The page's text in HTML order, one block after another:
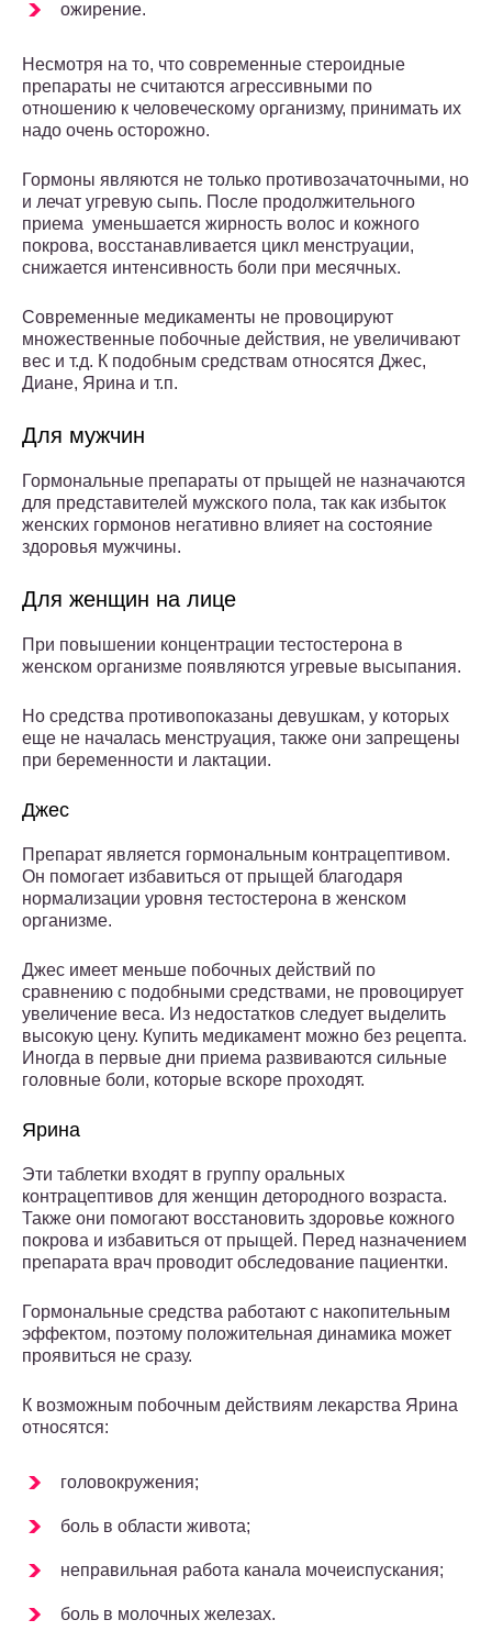
ожирение.
Несмотря на то, что современные стероидные
препараты не считаются агрессивными по
отношению к человеческому организму, принимать их
надо очень осторожно.
Гормоны являются не только противозачаточными, но
и лечат угревую сыпь. После продолжительного
приема уменьшается жирность волос и кожного
покрова, восстанавливается цикл менструации,
снижается интенсивность боли при месячных.
Современные медикаменты не провоцируют
множественные побочные действия, не увеличивают
вес и т.д. К подобным средствам относятся Джес,
Диане, Ярина и т.п.
Для мужчин
Гормональные препараты от прыщей не назначаются
для представителей мужского пола, так как избыток
женских гормонов негативно влияет на состояние
здоровья мужчины.
Для женщин на лице
При повышении концентрации тестостерона в
женском организме появляются угревые высыпания.
Но средства противопоказаны девушкам, у которых
еще не началась менструация, также они запрещены
при беременности и лактации.
Джес
Препарат является гормональным контрацептивом.
Он помогает избавиться от прыщей благодаря
нормализации уровня тестостерона в женском
организме.
Джес имеет меньше побочных действий по
сравнению с подобными средствами, не провоцирует
увеличение веса. Из недостатков следует выделить
высокую цену. Купить медикамент можно без рецепта.
Иногда в первые дни приема развиваются сильные
головные боли, которые вскоре проходят.
Ярина
Эти таблетки входят в группу оральных
контрацептивов для женщин детородного возраста.
Также они помогают восстановить здоровье кожного
покрова и избавиться от прыщей. Перед назначением
препарата врач проводит обследование пациентки.
Гормональные средства работают с накопительным
эффектом, поэтому положительная динамика может
проявиться не сразу.
К возможным побочным действиям лекарства Ярина
относятся:
головокружения;
боль в области живота;
неправильная работа канала мочеиспускания;
боль в молочных железах.